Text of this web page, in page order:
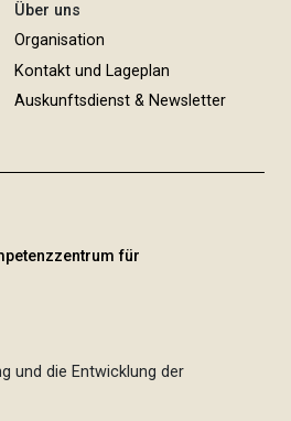
Über uns
Organisation
Kontakt und Lageplan
Auskunftsdienst & Newsletter
für
und die Entwicklung der